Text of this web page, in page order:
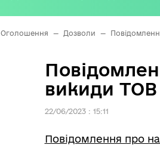
Оголошення — Дозволи —
викиди
22/06/2023 : 15:11
Повідомлення про